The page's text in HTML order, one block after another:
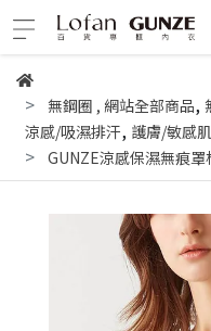
無鋼圈 , 網站全部商品,
涼感/吸濕排汗, 護膚/敏感肌
GUNZE涼感保濕無痕